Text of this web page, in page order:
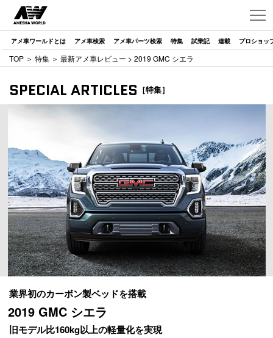
アメ車ワールドとは アメ車検索 アメ車パーツ検索 特集 試乗記 連載 プロショッ
TOP ＞ 特集 ＞ 最新アメ車レビュー > 2019 GMC シエラ
SPECIAL ARTICLES ［特集］
業界初のカーボン製ベッドを搭載
2019 GMC シエラ
旧モデル比160kg以上の軽量化を実現